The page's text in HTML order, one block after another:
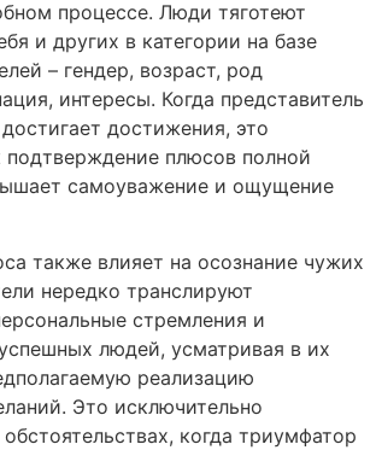
процессе. Люди тяготеют
и других в категории на базе
– гендер, возраст, род
интересы. Когда представитель
достижения, это
подтверждение плюсов полной
самоуважение и ощущение
также влияет на осознание чужих
нередко транслируют
стремления и
людей, усматривая в их
реализацию
Это исключительно
когда триумфатор